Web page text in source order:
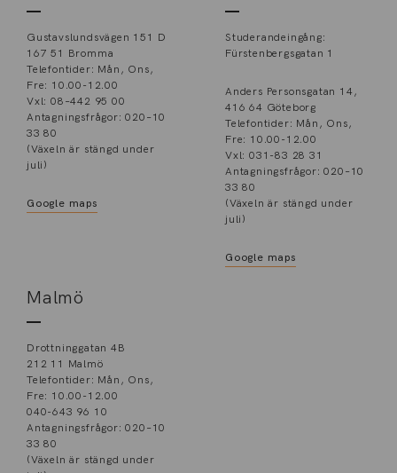
Gustavslundsvägen 151 D
167 51 Bromma
Telefontider: Mån, Ons,
Fre: 10.00-12.00
Vxl: 08–442 95 00
Antagningsfrågor: 020–10
33 80
(Växeln är stängd under
juli)
Google maps
Studerandeingång:
Fürstenbergsgatan 1
Anders Personsgatan 14,
416 64 Göteborg
Telefontider: Mån, Ons,
Fre: 10.00-12.00
Vxl: 031-83 28 31
Antagningsfrågor: 020–10
33 80
(Växeln är stängd under
juli)
Google maps
Malmö
Drottninggatan 4B
212 11 Malmö
Telefontider: Mån, Ons,
Fre: 10.00-12.00
040-643 96 10
Antagningsfrågor: 020–10
33 80
(Växeln är stängd under